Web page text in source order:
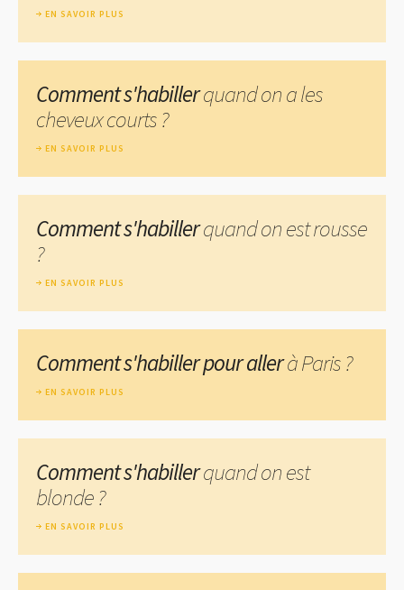
EN SAVOIR PLUS
Comment s'habillerquand on a les
cheveux courts ?
EN SAVOIR PLUS
Comment s'habillerquand on est rousse
?
EN SAVOIR PLUS
Comment s'habiller pour allerà Paris ?
EN SAVOIR PLUS
Comment s'habillerquand on est
blonde ?
EN SAVOIR PLUS